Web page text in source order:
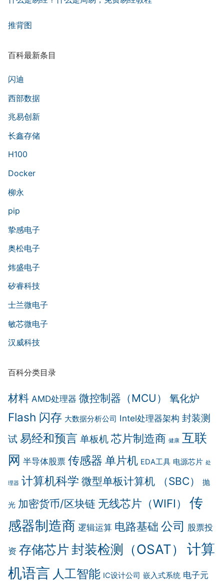
推背图
百科最新条目
闪迪
西部数据
兆易创新
长鑫存储
H100
Docker
柳永
pip
挚感电子
奥松电子
炜盛电子
矽睿科技
士兰微电子
敏芯微电子
汉威科技
百科分类目录
材料 AMD处理器 微控制器（MCU） 氧化炉
Flash 闪存 大数据分析公司 Intel处理器架构 封装测
试 易经和预言 单板机 芯片制造商 健康 互联
网 半导体股票 传感器 单片机 EDA工具 电源芯片 处
理器 计算机科学 微型单板计算机 （SBC） 抛
光 加密货币/区块链 无线芯片（WIFI）
传
感器制造商 逻辑运算 电路基础 公司 股票投
资 存储芯片 封装检测（OSAT）
计算
机语言 人工智能 IC设计公司 嵌入式系统 电子元